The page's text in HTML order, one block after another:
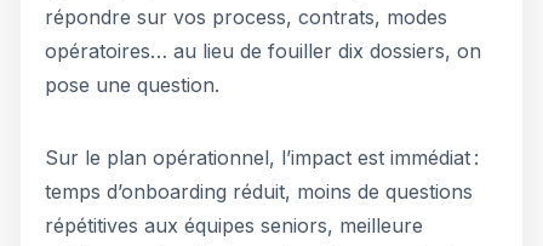
répondre sur vos process, contrats, modes
opératoires… au lieu de fouiller dix dossiers, on
pose une question.
Sur le plan opérationnel, l’impact est immédiat :
temps d’onboarding réduit, moins de questions
répétitives aux équipes seniors, meilleure